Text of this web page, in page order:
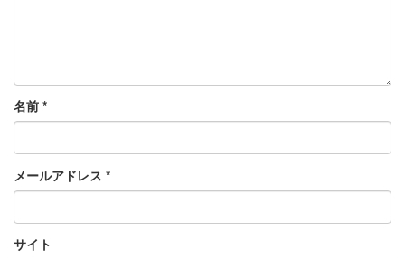
名前 *
メールアドレス *
サイト